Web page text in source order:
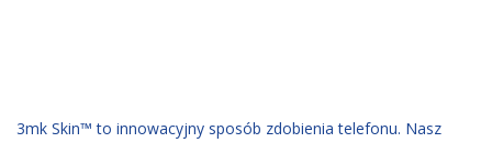
3mk Skin™ to innowacyjny sposób zdobienia telefonu. Nasz